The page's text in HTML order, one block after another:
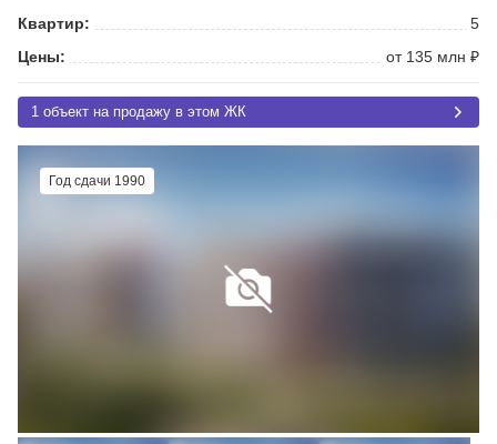
Квартир:
5
Цены:
от 135 млн ₽
1 объект на продажу в этом ЖК
Год сдачи 1990